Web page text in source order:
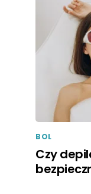
BOL
Czy